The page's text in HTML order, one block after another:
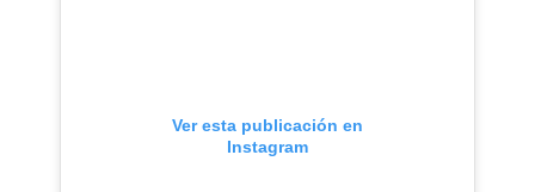
Ver esta publicación en
Instagram